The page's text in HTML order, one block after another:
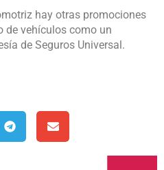
hay otras promociones
vehículos como un
de Seguros Universal.